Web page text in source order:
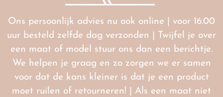
Ons persoonlijk advies nu ook online | voor 16.00
uur besteld zelfde dag verzonden | Twijfel je over
een maat of model stuur ons dan een berichtje.
We helpen je graag en zo zorgen we er samen
voor dat de kans kleiner is dat je een product
moet ruilen of retourneren! | Als een maat niet